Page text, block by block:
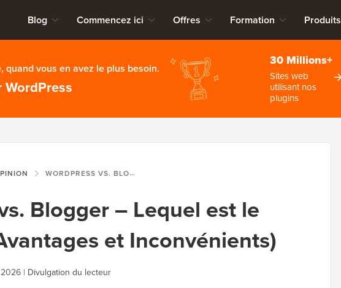
Blog Commencez ici Offres Formation Produits
quand vous en avez le plus besoin.
30 Millions+
Sites web
utilisant nos
plugins
WORDPRESS VS. BLOGGER – LEQUEL EST LE MEILLEUR ? (AVANTAGES ET INCONVÉNIENTS)
Blogger – Lequel est le
et Inconvénients)
| Divulgation du lecteur